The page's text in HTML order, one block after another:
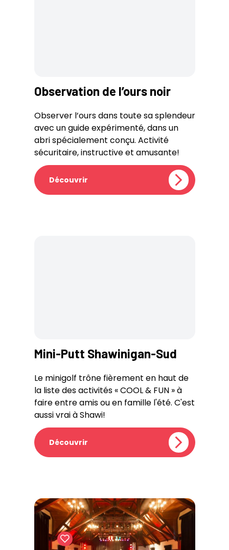
Observation de l’ours noir
Observer l’ours dans toute sa splendeur
avec un guide expérimenté, dans un
abri spécialement conçu. Activité
sécuritaire, instructive et amusante!
Découvrir
Mini-Putt Shawinigan-Sud
Le minigolf trône fièrement en haut de
la liste des activités « COOL & FUN » à
faire entre amis ou en famille l'été. C'est
aussi vrai à Shawi!
Découvrir